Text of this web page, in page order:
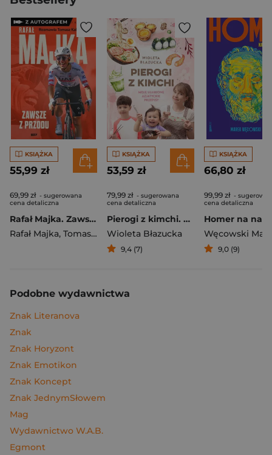
KSIĄŻKA
55,99 zł
69,99 zł - sugerowana
cena detaliczna
Rafał Majka. Zawsze z przodu. Rozmawia Tomasz Kalemba - książka z autografem
Rafał Majka, Tomasz Kalemba
KSIĄŻKA
53,59 zł
79,99 zł - sugerowana
cena detaliczna
Pierogi z kimchi. Moje ulubione azjatyckie przepisy
Wioleta Błazucka
9,4 (7)
KSIĄŻKA
66,80 zł
99,99 zł -
cena detaliczna
Węcowski
9,0 (9)
Podobne wydawnictwa
Znak Literanova
Znak
Znak Horyzont
Znak Emotikon
Znak Koncept
Znak JednymSłowem
Mag
Wydawnictwo W.A.B.
Egmont